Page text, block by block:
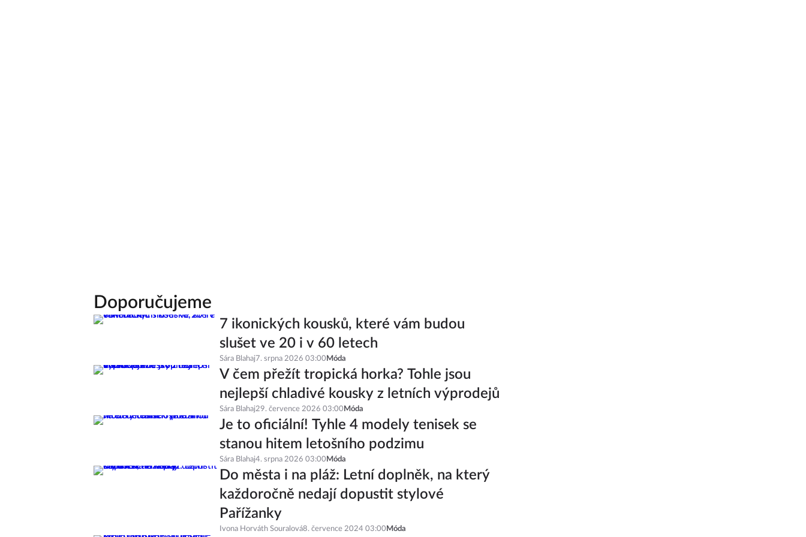
Doporučujeme
7 ikonických kousků, které vám budou
slušet ve 20 i v 60 letech
Sára Blahaj7. srpna 2026 03:00 Móda
V čem přežít tropická horka? Tohle jsou
nejlepší chladivé kousky z letních výprodejů
Sára Blahaj29. července 2026 03:00 Móda
Je to oficiální! Tyhle 4 modely tenisek se
stanou hitem letošního podzimu
Sára Blahaj4. srpna 2026 03:00 Móda
Do města i na pláž: Letní doplněk, na který
každoročně nedají dopustit stylové
Pařížanky
Ivona Horváth Souralová8. července 2024 03:00 Móda